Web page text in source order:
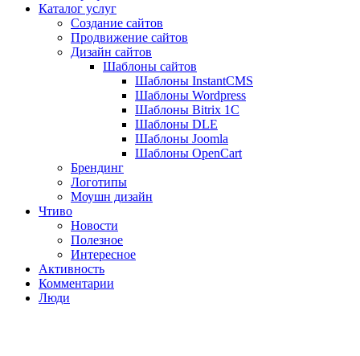
Каталог услуг
Создание сайтов
Продвижение сайтов
Дизайн сайтов
Шаблоны сайтов
Шаблоны InstantCMS
Шаблоны Wordpress
Шаблоны Bitrix 1C
Шаблоны DLE
Шаблоны Joomla
Шаблоны OpenCart
Брендинг
Логотипы
Моушн дизайн
Чтиво
Новости
Полезное
Интересное
Активность
Комментарии
Люди